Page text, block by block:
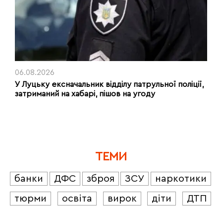
06.08.2026
У Луцьку ексначальник відділу патрульної поліції,
затриманий на хабарі, пішов на угоду
ТЕМИ
банки ДФС зброя ЗСУ
наркотики
тюрми
освіта вирок діти
ДТП